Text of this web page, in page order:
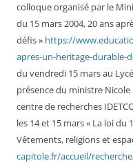
colloque organisé par le
du 15 mars 2004, 20 ans
défis » https://
apres-un-heritage-durable-
du vendredi 15 mars au
présence du ministre
centre de recherches
les 14 et 15 mars « La loi du
Vêtements, religions et
capitole.fr/accueil/